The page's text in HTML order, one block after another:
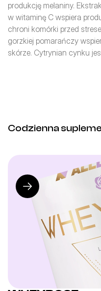
produkcję melaniny.
w witaminę C wspiera
chroni komórki przed
gorzkiej pomarańczy
skórze. Cytrynian cynku
Codzienna